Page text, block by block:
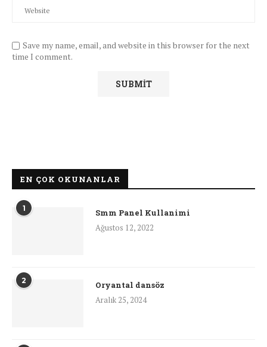
Save my name, email, and website in this browser for the next
time I comment.
EN ÇOK OKUNANLAR
1
Smm Panel Kullanimi
Ağustos 12, 2022
2
Oryantal dansöz
Aralık 25, 2024